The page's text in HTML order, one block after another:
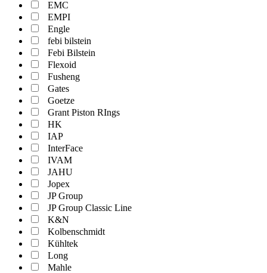
EMC
EMPI
Engle
febi bilstein
Febi Bilstein
Flexoid
Fusheng
Gates
Goetze
Grant Piston RIngs
HK
IAP
InterFace
IVAM
JAHU
Jopex
JP Group
JP Group Classic Line
K&N
Kolbenschmidt
Kühltek
Long
Mahle